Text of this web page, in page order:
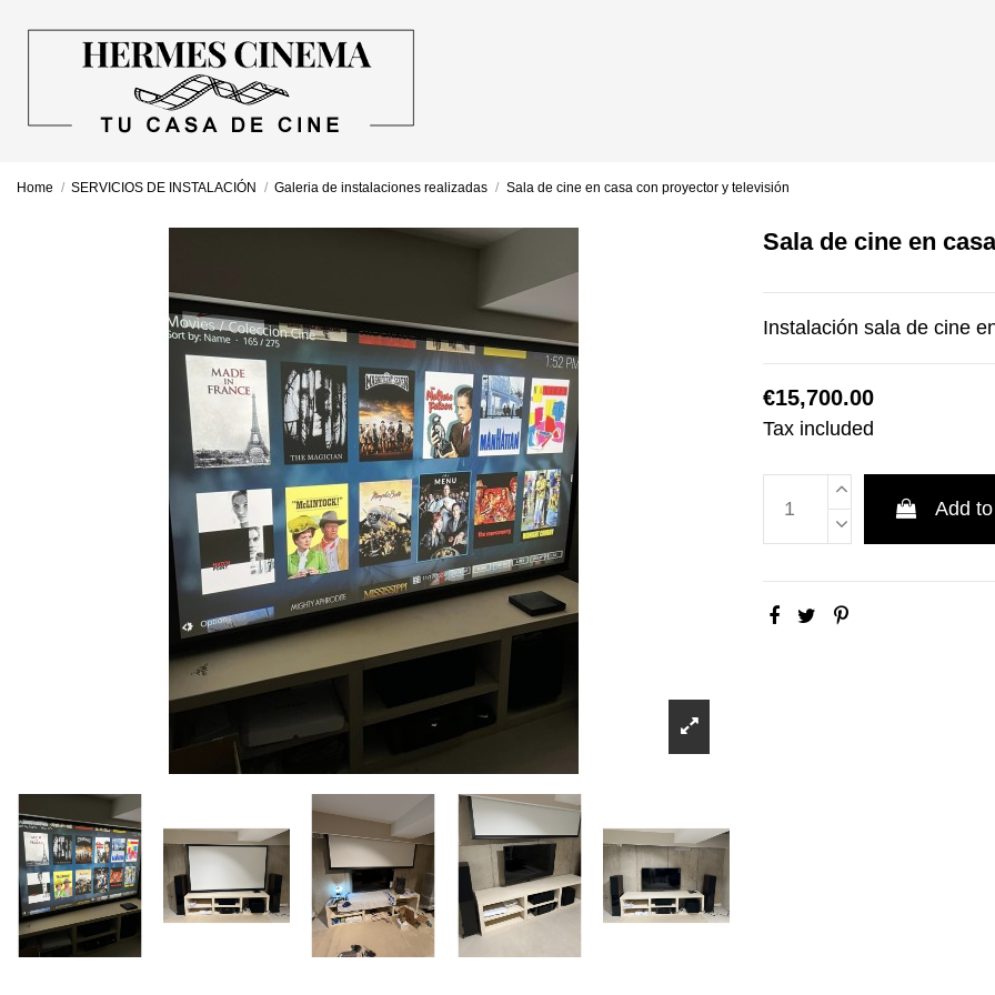
Home SERVICIOS DE INSTALACIÓN Galeria de instalaciones realizadas Sala de cine en casa con proyector y televisión
Sala de cine en
Instalación sala de cine
€15,700.00
Tax included
Add